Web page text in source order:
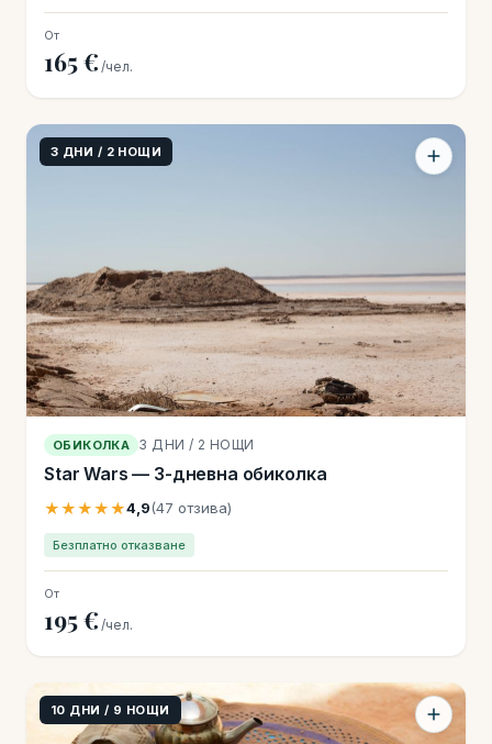
От
165 € /чел.
3 ДНИ / 2 НОЩИ
ОБИКОЛКА 3 ДНИ / 2 НОЩИ
Star Wars — 3-дневна обиколка
★★★★★4,9(47 отзива)
Безплатно отказване
От
195 € /чел.
10 ДНИ / 9 НОЩИ